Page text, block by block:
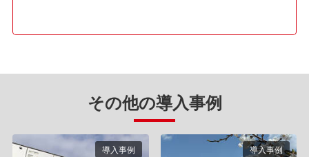
その他の導入事例
導入事例 導入事例